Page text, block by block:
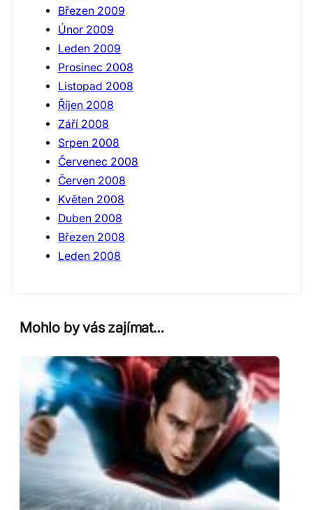
Březen 2009
Únor 2009
Leden 2009
Prosinec 2008
Listopad 2008
Říjen 2008
Září 2008
Srpen 2008
Červenec 2008
Červen 2008
Květen 2008
Duben 2008
Březen 2008
Leden 2008
Mohlo by vás zajímat…